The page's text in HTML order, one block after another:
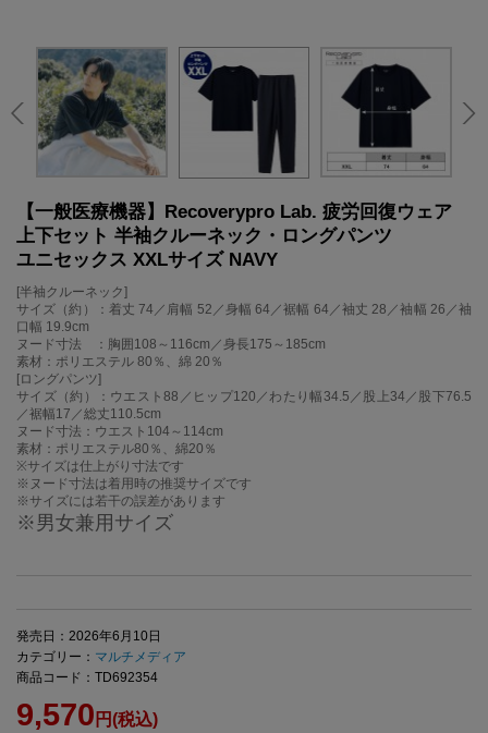
【一般医療機器】Recoverypro Lab. 疲労回復ウェア
上下セット 半袖クルーネック・ロングパンツ
ユニセックス XXLサイズ NAVY
[半袖クルーネック]
サイズ（約）：着丈 74／肩幅 52／身幅 64／裾幅 64／袖丈 28／袖幅 26／袖
口幅 19.9cm
ヌード寸法 ：胸囲108～116cm／身長175～185cm
素材：ポリエステル 80％、綿 20％
[ロングパンツ]
サイズ（約）：ウエスト88／ヒップ120／わたり幅34.5／股上34／股下76.5
／裾幅17／総丈110.5cm
ヌード寸法：ウエスト104～114cm
素材：ポリエステル80％、綿20％
※サイズは仕上がり寸法です
※ヌード寸法は着用時の推奨サイズです
※サイズには若干の誤差があります
※男女兼用サイズ
発売日：2026年6月10日
カテゴリー： マルチメディア
商品コード：TD692354
9,570 円(税込)